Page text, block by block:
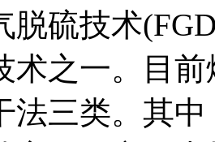
脱硫技术
术之一。目
法三类。其